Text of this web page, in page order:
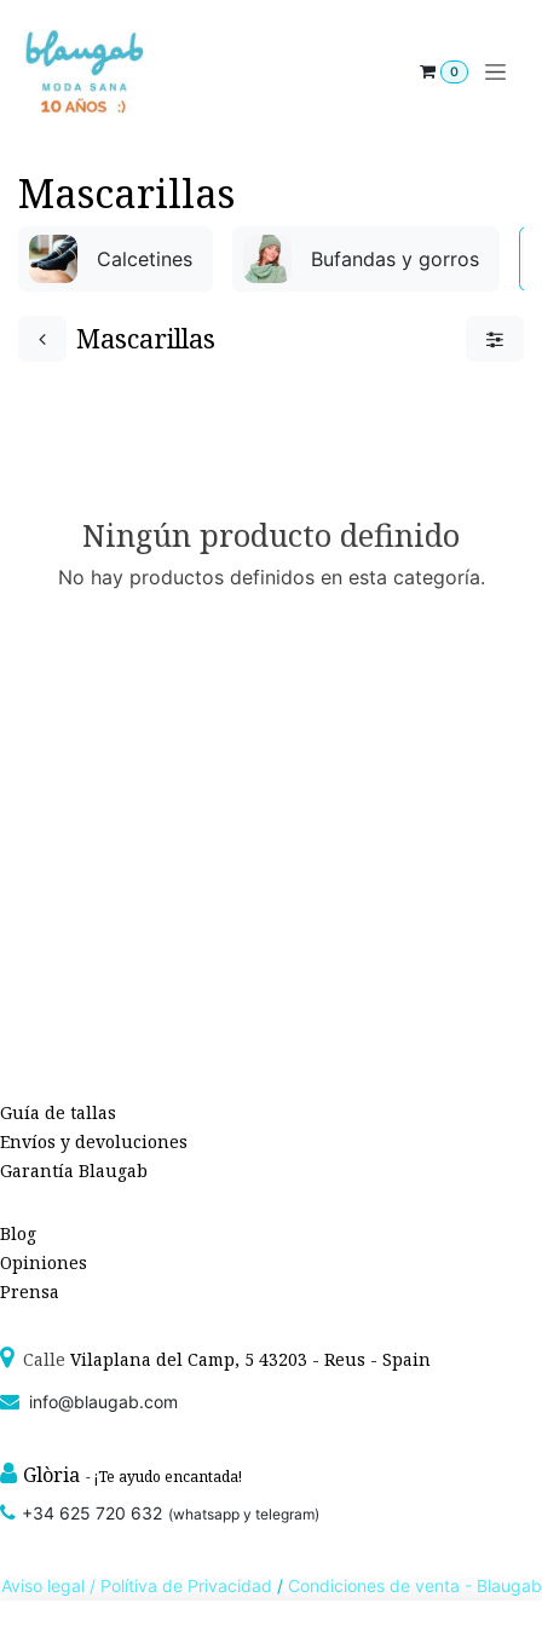
0
Mascarillas
Calcetines Bufandas y gorros
Mascarillas
Ningún producto definido
No hay productos definidos en esta categoría.
Guía de tallas
Envíos y devoluciones
Garantía Blaugab
Blog
Opiniones
Prensa
Calle Vilaplana del Camp, 5 43203 - Reus - Spain
info@blaugab.com
Glòria - ¡Te ayudo encantada!
+34 625 720 632 (whatsapp y telegram)
Aviso legal / Polítiva de Privacidad / Condiciones de venta - Blaugab